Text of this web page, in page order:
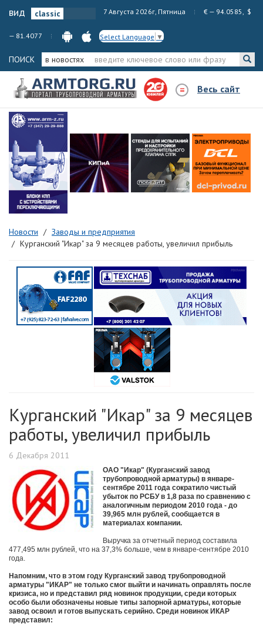
вид 7 Августа 2026г, Пятница € — 94.0585, $
— 81.4077 Select Language ▼
ПОИСК в новостях
Весь сайт
Новости
Заводы и предприятия
Курганский "Икар" за 9 месяцев работы, увеличил прибыль
Курганский "Икар" за 9 месяцев
работы, увеличил прибыль
6 Декабря 2011
ОАО "Икар" (Курганский завод
трубопроводной арматуры) в январе-
сентябре 2011 года сократило чистый
убыток по РСБУ в 1,8 раза по сравнению с
аналогичным периодом 2010 года - до
39,965 млн рублей, сообщается в
материалах компании.
Выручка за отчетный период составила
477,495 млн рублей, что на 37,3% больше, чем в январе-сентябре 2010
года.
Напомним, что в этом году Курганский завод трубопроводной
арматуры "ИКАР" не только смог выйти и начинать оправлять после
кризиса, но и представил ряд новинок продукции, среди которых
особо были обозначены новые типы запорной арматуры, которые
завод освоил и готов выпускать серийно. Среди новинок ИКАР
представил: